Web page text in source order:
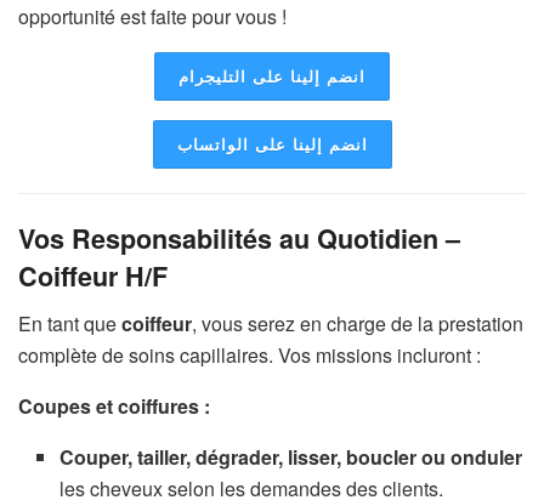
opportunité est faite pour vous !
انضم إلينا على التليجرام
انضم إلينا على الواتساب
Vos Responsabilités au Quotidien –
Coiffeur H/F
En tant quecoiffeur, vous serez en charge de la prestation
complète de soins capillaires. Vos missions incluront :
Coupes et coiffures :
Couper, tailler, dégrader, lisser, boucler ou onduler
les cheveux selon les demandes des clients.